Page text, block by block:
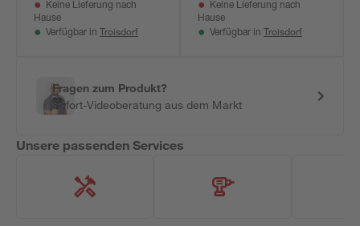
Keine Lieferung nach
Hause
Verfügbar in Troisdorf
Keine Lieferung nach
Hause
Verfügbar in Troisdorf
Fragen zum Produkt?
Sofort-Videoberatung aus dem Markt
Unsere passenden Services